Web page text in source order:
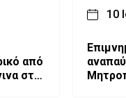
από
στη
10